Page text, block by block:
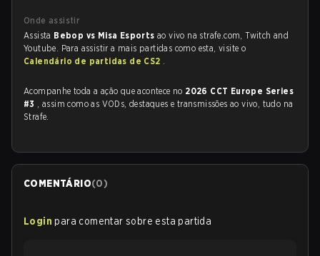
Onde assistir
Assista Bebop vs Misa Esportsao vivo na strafe.com, Twitch and
Youtube. Para assistir a mais partidas como esta, visite o
Calendário de partidas de CS2 .
Acompanhe toda a ação que acontece no 2026 CCT Europe Series
#3 , assim como as VODs, destaques e transmissões ao vivo, tudo na
Strafe.
COMENTÁRIO(0)
Login para comentar sobre esta partida